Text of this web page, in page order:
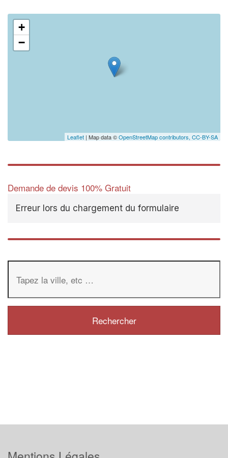
+
−
Leaflet | Map data ©OpenStreetMap contributors, CC-BY-SA
Demande de devis 100% Gratuit
Erreur lors du chargement du formulaire